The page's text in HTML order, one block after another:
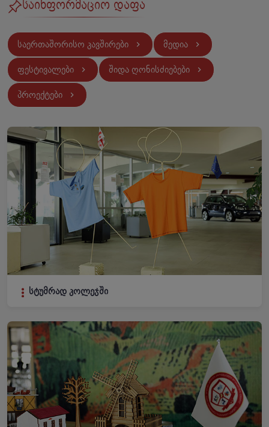
გადამზადების შესაძლებლობების განსაზღვრა
საინფორმაციო დაფა
საერთაშორისო კავშირები
მედია
ფესტივალები
შიდა ღონისძიებები
პროექტები
სტუმრად კოლეჯში